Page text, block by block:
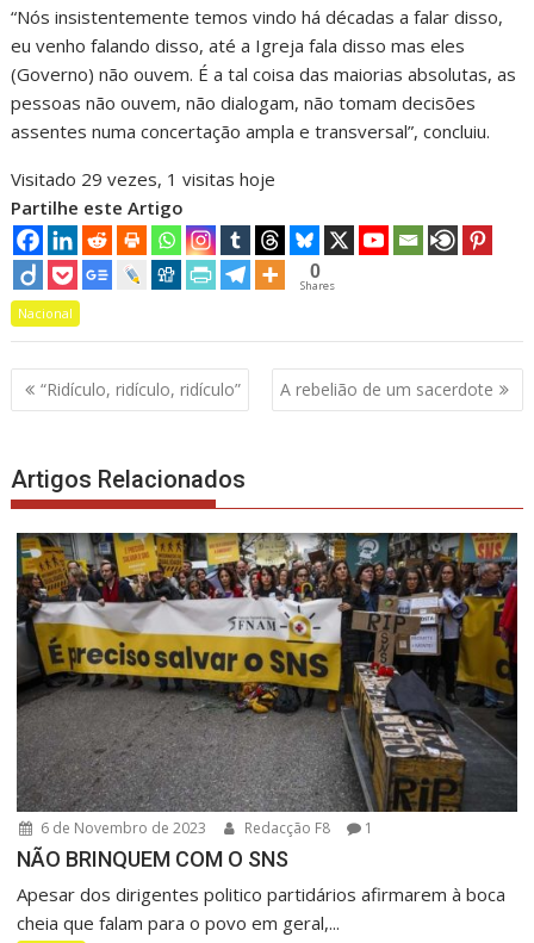
“Nós insistentemente temos vindo há décadas a falar disso,
eu venho falando disso, até a Igreja fala disso mas eles
(Governo) não ouvem. É a tal coisa das maiorias absolutas, as
pessoas não ouvem, não dialogam, não tomam decisões
assentes numa concertação ampla e transversal”, concluiu.
Visitado 29 vezes, 1 visitas hoje
Partilhe este Artigo
0
Shares
Nacional
Navegação
de
“Ridículo, ridículo, ridículo” A rebelião de um sacerdote
Artigos Relacionados
6 de Novembro de 2023 Redacção F8 1
NÃO BRINQUEM COM O SNS
Apesar dos dirigentes politico partidários afirmarem à boca
cheia que falam para o povo em geral,...